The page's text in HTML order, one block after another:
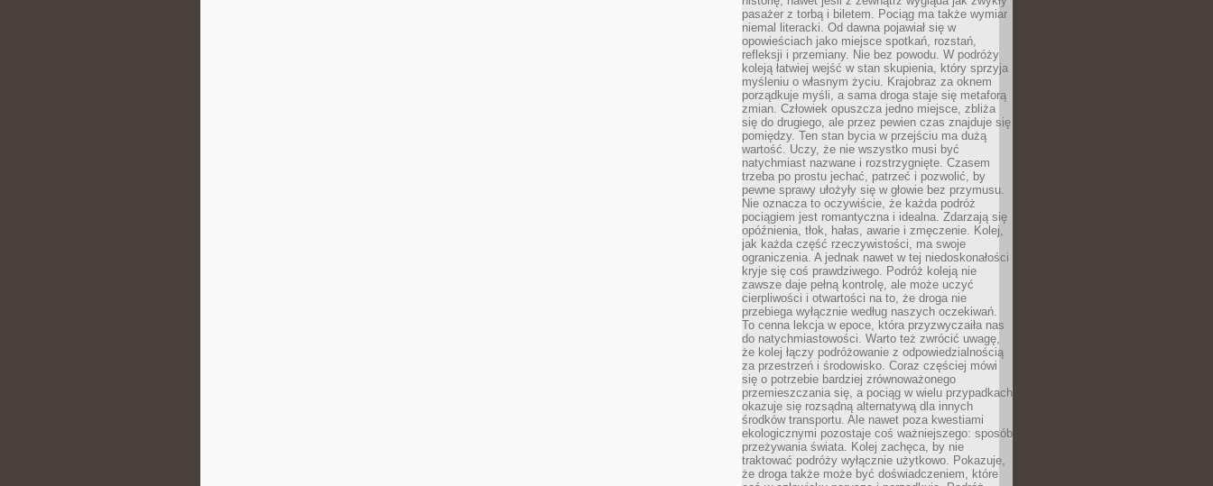
pasażer z torbą i biletem. Pociąg ma także wymiar
niemal literacki. Od dawna pojawiał się w
opowieściach jako miejsce spotkań, rozstań,
refleksji i przemiany. Nie bez powodu. W podróży
koleją łatwiej wejść w stan skupienia, który sprzyja
myśleniu o własnym życiu. Krajobraz za oknem
porządkuje myśli, a sama droga staje się metaforą
zmian. Człowiek opuszcza jedno miejsce, zbliża
się do drugiego, ale przez pewien czas znajduje się
pomiędzy. Ten stan bycia w przejściu ma dużą
wartość. Uczy, że nie wszystko musi być
natychmiast nazwane i rozstrzygnięte. Czasem
trzeba po prostu jechać, patrzeć i pozwolić, by
pewne sprawy ułożyły się w głowie bez przymusu.
Nie oznacza to oczywiście, że każda podróż
pociągiem jest romantyczna i idealna. Zdarzają się
opóźnienia, tłok, hałas, awarie i zmęczenie. Kolej,
jak każda część rzeczywistości, ma swoje
ograniczenia. A jednak nawet w tej niedoskonałości
kryje się coś prawdziwego. Podróż koleją nie
zawsze daje pełną kontrolę, ale może uczyć
cierpliwości i otwartości na to, że droga nie
przebiega wyłącznie według naszych oczekiwań.
To cenna lekcja w epoce, która przyzwyczaiła nas
do natychmiastowości. Warto też zwrócić uwagę,
że kolej łączy podróżowanie z odpowiedzialnością
za przestrzeń i środowisko. Coraz częściej mówi
się o potrzebie bardziej zrównoważonego
przemieszczania się, a pociąg w wielu przypadkach
okazuje się rozsądną alternatywą dla innych
środków transportu. Ale nawet poza kwestiami
ekologicznymi pozostaje coś ważniejszego: sposób
przeżywania świata. Kolej zachęca, by nie
traktować podróży wyłącznie użytkowo. Pokazuje,
że droga także może być doświadczeniem, które